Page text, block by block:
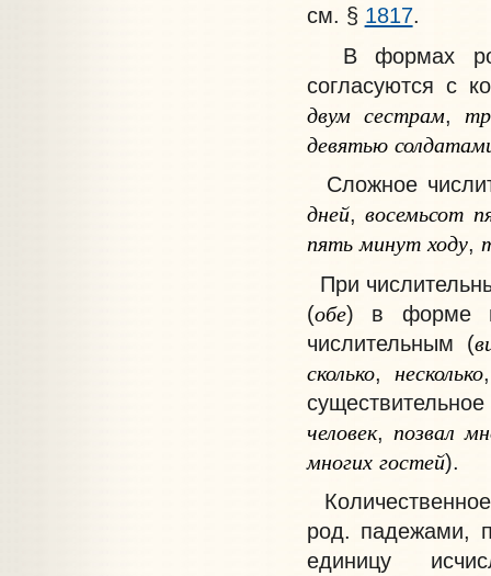
см. § 1817.
В формах
согласуются с
двум сестрам,
девятью
Сложное
дней,восемьсот
пять минут ходу,
При
(обе) в форме
числительным (
сколько, несколько
человек, позвал
многих гостей).
род. падежами,
единицу